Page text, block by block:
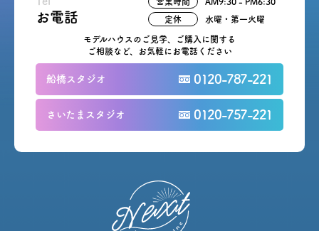
お電話
モデルハウスのご見学、ご購入に関する
ご相談など、お気軽にお電話ください
船橋スタジオ 0120-787-221
さいたまスタジオ 0120-757-221
定休 水曜・第一火曜